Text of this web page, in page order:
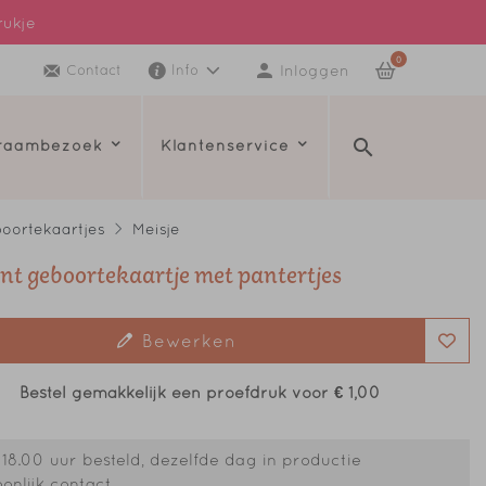
Contact Info Inloggen
0
Klantenservice
Meisje
geboortekaartje met pantertjes
Bewerken
Bestel gemakkelijk een proefdruk voor € 1,00
uur besteld, dezelfde dag in productie